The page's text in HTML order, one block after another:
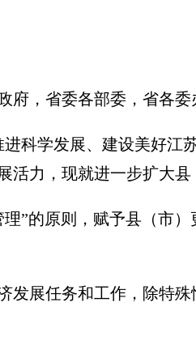
，省委各部委，省各委
科学发展、建设美好江
力，现就进一步扩大县
”的原则，赋予县（市
发展任务和工作，除特